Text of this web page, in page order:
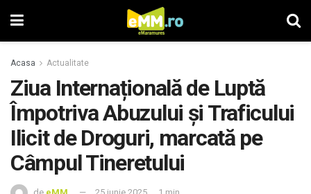
Acasa Actualitate
Ziua Internațională de Luptă
Împotriva Abuzului și Traficului
Ilicit de Droguri, marcată pe
Câmpul Tineretului